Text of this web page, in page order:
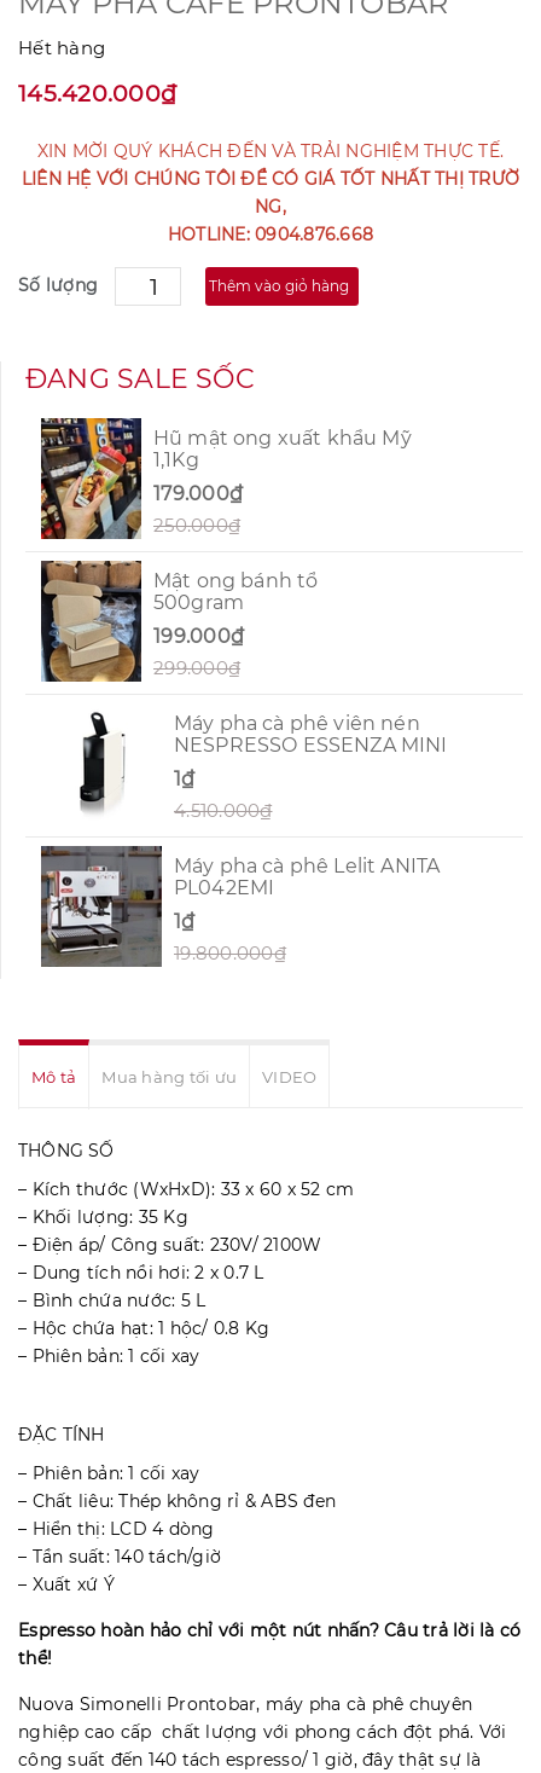
Hết hàng
145.420.000₫
XIN MỜI QUÝ KHÁCH ĐẾN VÀ TRẢI NGHIỆM THỰC TẾ.
LIÊN HỆ VỚI CHÚNG TÔI ĐỂ CÓ GIÁ TỐT NHẤT THỊ TRƯỜ
NG,
HOTLINE: 0904.876.668
Số lượng Thêm vào giỏ hàng
ĐANG SALE SỐC
Hũ mật ong xuất khẩu Mỹ
1,1Kg
179.000₫
250.000₫
Mật ong bánh tổ
500gram
199.000₫
299.000₫
Máy pha cà phê viên nén
NESPRESSO ESSENZA MINI
1₫
4.510.000₫
Máy pha cà phê Lelit ANITA
PL042EMI
1₫
19.800.000₫
Mô tả Mua hàng tối ưu VIDEO
THÔNG SỐ
– Kích thước (WxHxD): 33 x 60 x 52 cm
– Khối lượng: 35 Kg
– Điện áp/ Công suất: 230V/ 2100W
– Dung tích nồi hơi: 2 x 0.7 L
– Bình chứa nước: 5 L
– Hộc chứa hạt: 1 hộc/ 0.8 Kg
– Phiên bản: 1 cối xay
ĐẶC TÍNH
– Phiên bản: 1 cối xay
– Chất liêu: Thép không rỉ & ABS đen
– Hiển thị: LCD 4 dòng
– Tần suất: 140 tách/giờ
– Xuất xứ Ý
Espresso hoàn hảo chỉ với một nút nhấn? Câu trả lời là có
thể!
Nuova Simonelli Prontobar, máy pha cà phê chuyên
nghiệp cao cấp chất lượng với phong cách đột phá. Với
công suất đến 140 tách espresso/ 1 giờ, đây thật sự là